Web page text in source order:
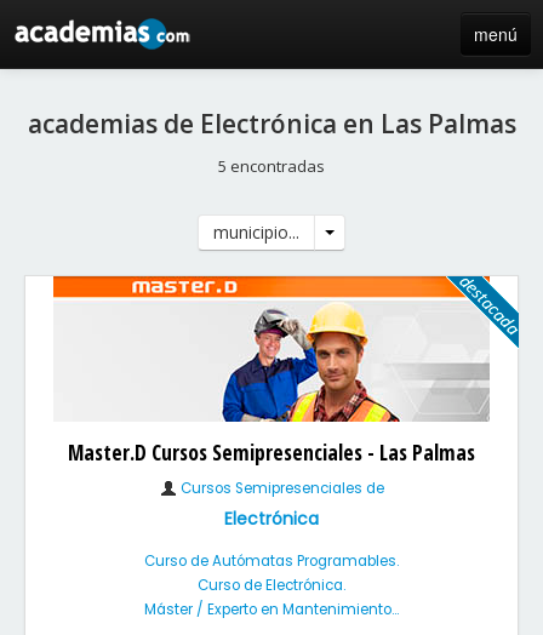
menú
blog
iniciar sesión / registro de centros
academias de Electrónica en Las Palmas
5 encontradas
municipio...
Master.D Cursos Semipresenciales - Las Palmas
Cursos Semipresenciales de
Electrónica
Curso de Autómatas Programables.
Curso de Electrónica.
Máster / Experto en Mantenimiento...